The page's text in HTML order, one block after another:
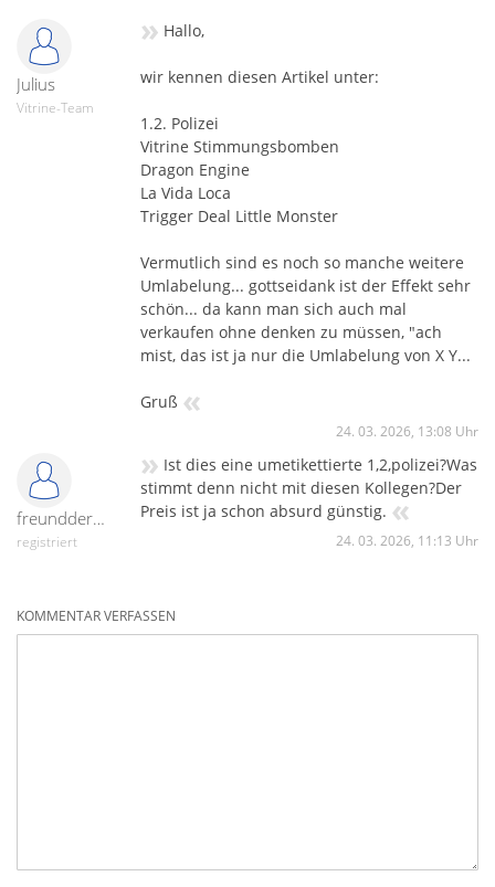
Julius
Vitrine-Team
» Hallo,
wir kennen diesen Artikel unter:
1.2. Polizei
Vitrine Stimmungsbomben
Dragon Engine
La Vida Loca
Trigger Deal Little Monster
Vermutlich sind es noch so manche weitere
Umlabelung... gottseidank ist der Effekt sehr
schön... da kann man sich auch mal
verkaufen ohne denken zu müssen, "ach
mist, das ist ja nur die Umlabelung von X Y...
Gruß «
24. 03. 2026, 13:08 Uhr
freunddersonne
registriert
» Ist dies eine umetikettierte 1,2,polizei?Was
stimmt denn nicht mit diesen Kollegen?Der
Preis ist ja schon absurd günstig. «
24. 03. 2026, 11:13 Uhr
KOMMENTAR VERFASSEN